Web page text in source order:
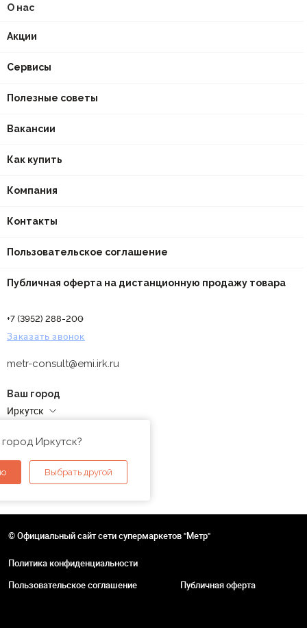
О нас
Акции
Сервисы
Полезные советы
Вакансии
Как купить
Компания
Контакты
Пользовательское соглашение
Публичная оферта на дистанционную продажу товара
+7 (3952) 288-200
Заказать звонок
metr-consult@emi.irk.ru
Ваш город
Иркутск
Иркутск?
Выбрать другой
© Официальный сайт сети супермаркетов "Метр"
Политика конфиденциальности
Пользовательское соглашение
Публичная оферта